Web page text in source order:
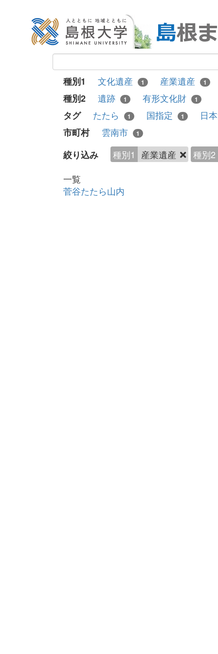
種別1 文化遺産 1 産業遺産 1
種別2 遺跡 1 有形文化財 1
タグ たたら 1 国指定 1
日
市町村
雲南市 1
絞り込み 種別1 産業遺産
種別2
一覧
菅谷たたら山内